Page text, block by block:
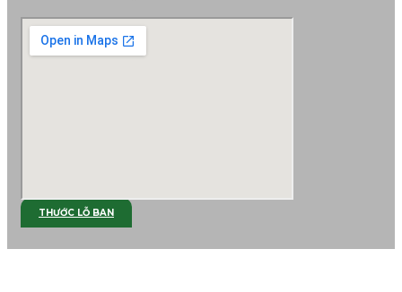
THƯỚC LỖ BAN